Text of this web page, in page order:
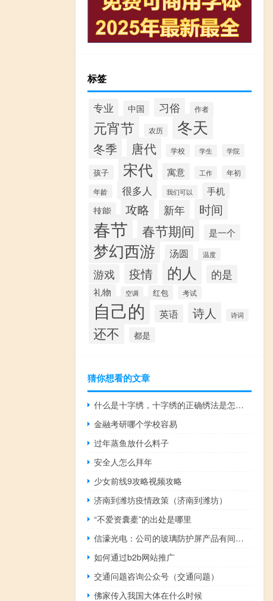
标签
专业 中国 习俗 作者
元宵节 农历 冬天
冬季 唐代 学校 学生 学院
孩子 宋代 寓意 工作
年初
年龄
很多人 我们可以
手机
技能
攻略 新年 时间
春节 春节期间 是一个
梦幻西游 汤圆 温度
游戏 疫情 的人 的是
礼物 空调 红包 考试
自己的 英语 诗人 诗词
还不 都是
猜你想看的文章
什么是十字绣，十字绣的正确绣法是怎样绣的？
金融考研哪个学校容易
过年蒸鱼放什么料子
安全人怎么拜年
少女前线9攻略视频攻略
济南到潍坊疫情政策（济南到潍坊）
“不爱资囊橐”的出处是哪里
信濠光电：公司的玻璃防护屏产品有间接应用于华为相关产品
如何通过b2b网站推广
交通问题咨询公众号（交通问题）
佛家传入我国大体在什么时候